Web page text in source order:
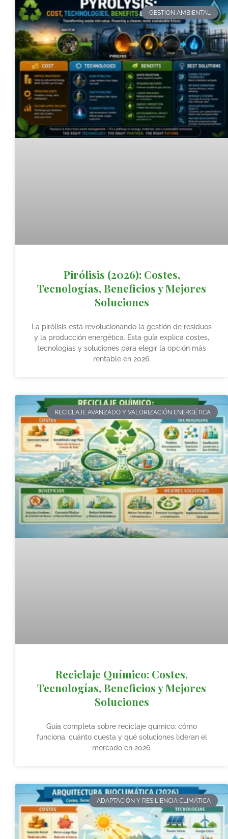
GESTION AMBIENTAL
Pirólisis (2026): Costes,
Tecnologías, Beneficios y Mejores
Soluciones
La pirólisis está revolucionando la gestión de residuos
y la producción energética. Esta guía explica costes,
tecnologías y soluciones para elegir la opción más
rentable en 2026.
RECICLAJE AVANZADO Y VALORIZACIÓN ENERGÉTICA
Reciclaje Químico: Costes,
Tecnologías, Beneficios y Mejores
Soluciones
Guía completa sobre reciclaje químico: cómo
funciona, cuánto cuesta y qué soluciones lideran el
mercado en 2026.
ADAPTACIÓN Y RESILIENCIA CLIMÁTICA